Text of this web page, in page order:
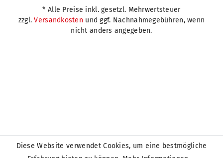
* Alle Preise inkl. gesetzl. Mehrwertsteuer
zzgl.Versandkosten und ggf. Nachnahmegebühren, wenn
nicht anders angegeben.
Diese Website verwendet Cookies, um eine bestmögliche